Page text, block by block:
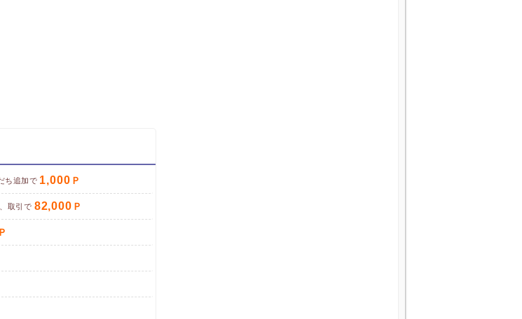
ち追加で 1,000
取引で 82,000